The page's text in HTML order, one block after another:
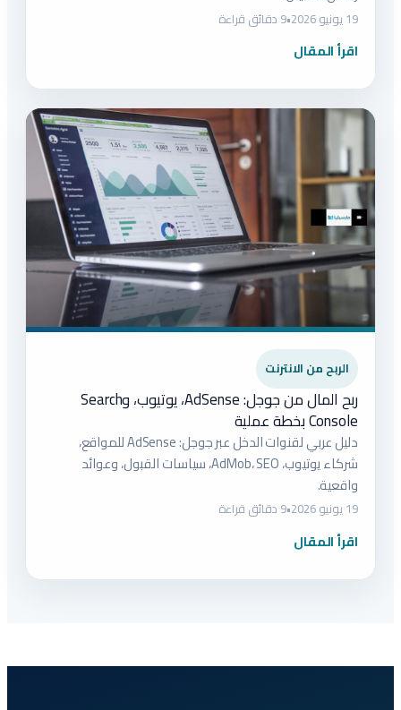
19 يونيو 2026 •9 دقائق قراءة
اقرأ المقال
الربح من الانترنت
ربح المال من جوجل: AdSense، يوتيوب، وSearch
Console بخطة عملية
دليل عربي لقنوات الدخل عبر جوجل: AdSense للمواقع،
شركاء يوتيوب، AdMob، SEO، سياسات القبول، وعوائد
واقعية.
19 يونيو 2026 •9 دقائق قراءة
اقرأ المقال